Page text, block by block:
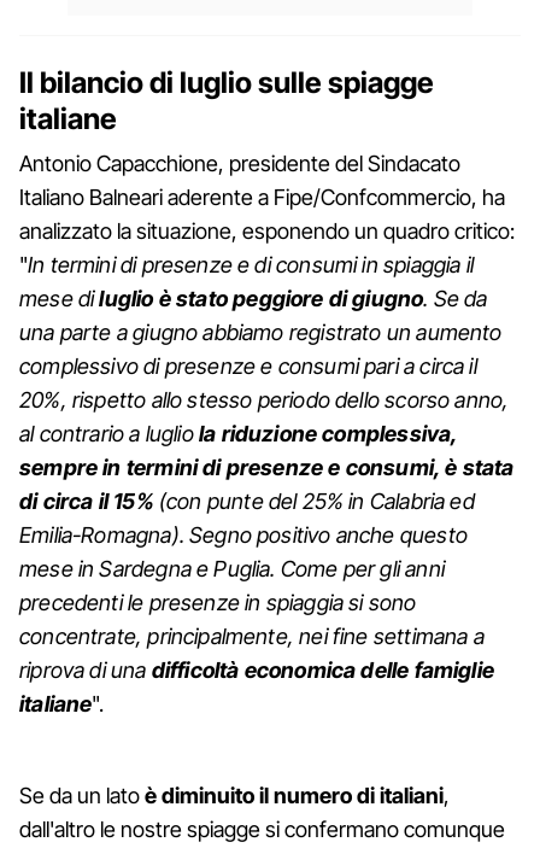
Il bilancio di luglio sulle spiagge
italiane
Antonio Capacchione, presidente del Sindacato
Italiano Balneari aderente a Fipe/Confcommercio, ha
analizzato la situazione, esponendo un quadro critico:
"In termini di presenze e di consumi in spiaggia il
mese diluglio è stato peggiore di giugno. Se da
una parte a giugno abbiamo registrato un aumento
complessivo di presenze e consumi pari a circa il
20%, rispetto allo stesso periodo dello scorso anno,
al contrario a lugliola riduzione complessiva,
sempre in termini di presenze e consumi, è stata
di circa il 15% (con punte del 25% in Calabria ed
Emilia-Romagna). Segno positivo anche questo
mese in Sardegna e Puglia. Come per gli anni
precedenti le presenze in spiaggia si sono
concentrate, principalmente, nei fine settimana a
riprova di una difficoltà economica delle famiglie
italiane".
Se da un latoè diminuito il numero di italiani,
dall'altro le nostre spiagge si confermano comunque